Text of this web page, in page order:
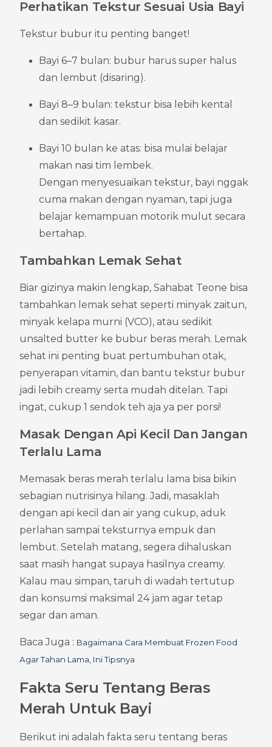
Perhatikan Tekstur Sesuai Usia Bayi
Tekstur bubur itu penting banget!
Bayi 6–7 bulan: bubur harus super halus
dan lembut (disaring).
Bayi 8–9 bulan: tekstur bisa lebih kental
dan sedikit kasar.
Bayi 10 bulan ke atas: bisa mulai belajar
makan nasi tim lembek.
Dengan menyesuaikan tekstur, bayi nggak
cuma makan dengan nyaman, tapi juga
belajar kemampuan motorik mulut secara
bertahap.
Tambahkan Lemak Sehat
Biar gizinya makin lengkap, Sahabat Teone bisa
tambahkan lemak sehat seperti minyak zaitun,
minyak kelapa murni (VCO), atau sedikit
unsalted butter ke bubur beras merah. Lemak
sehat ini penting buat pertumbuhan otak,
penyerapan vitamin, dan bantu tekstur bubur
jadi lebih creamy serta mudah ditelan. Tapi
ingat, cukup 1 sendok teh aja ya per porsi!
Masak Dengan Api Kecil Dan Jangan
Terlalu Lama
Memasak beras merah terlalu lama bisa bikin
sebagian nutrisinya hilang. Jadi, masaklah
dengan api kecil dan air yang cukup, aduk
perlahan sampai teksturnya empuk dan
lembut. Setelah matang, segera dihaluskan
saat masih hangat supaya hasilnya creamy.
Kalau mau simpan, taruh di wadah tertutup
dan konsumsi maksimal 24 jam agar tetap
segar dan aman.
Baca Juga : Bagaimana Cara Membuat Frozen Food
Agar Tahan Lama, Ini Tipsnya
Fakta Seru Tentang Beras
Merah Untuk Bayi
Berikut ini adalah fakta seru tentang beras